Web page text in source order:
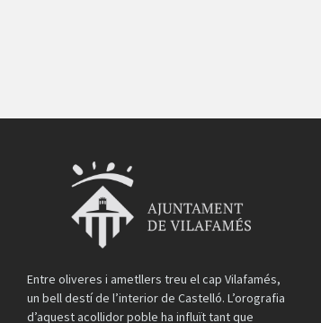
Entre oliveres i ametllers treu el cap Vilafamés,
un bell destí de l’interior de Castelló. L’orografia
d’aquest acollidor poble ha influït tant que